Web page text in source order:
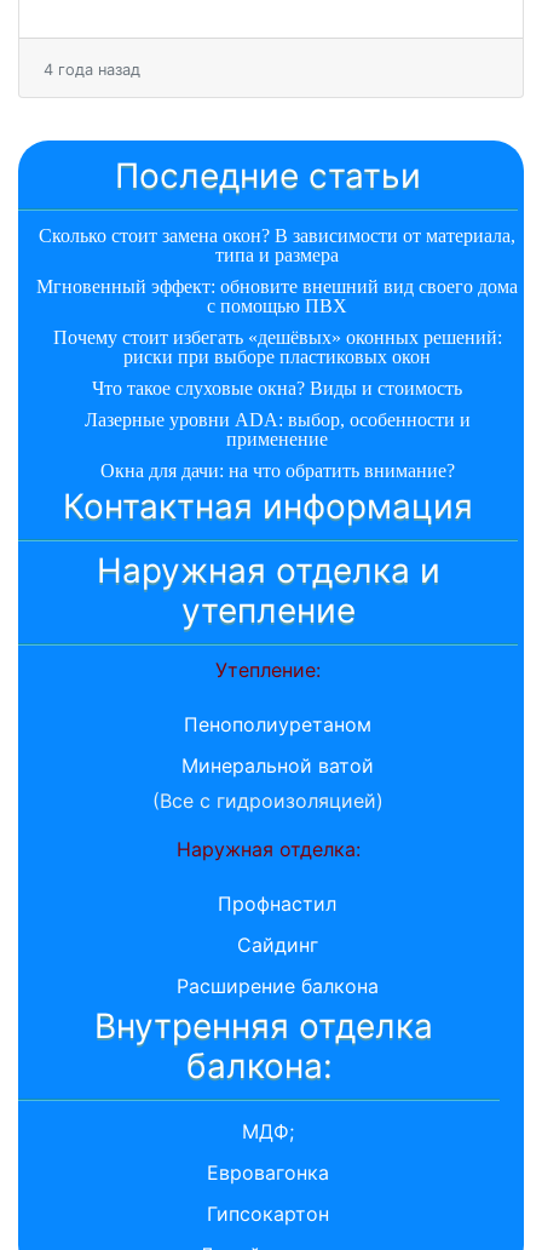
4 года назад
Последние статьи
Сколько стоит замена окон? В зависимости от материала,
типа и размера
Мгновенный эффект: обновите внешний вид своего дома
с помощью ПВХ
Почему стоит избегать «дешёвых» оконных решений:
риски при выборе пластиковых окон
Что такое слуховые окна? Виды и стоимость
Лазерные уровни ADA: выбор, особенности и
применение
Окна для дачи: на что обратить внимание?
Контактная информация
Наружная отделка и
утепление
Утепление:
Пенополиуретаном
Минеральной ватой
(Все с гидроизоляцией)
Наружная отделка:
Профнастил
Сайдинг
Расширение балкона
Внутренняя отделка
балкона:
МДФ;
Евровагонка
Гипсокартон